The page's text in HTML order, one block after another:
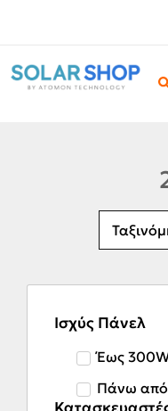
Ισχύς Πάνελ
Έως
Πάνω